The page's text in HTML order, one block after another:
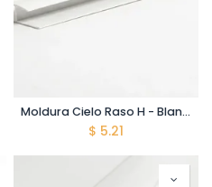
Moldura Cielo Raso H - Blanco - 5900mm
$ 5.21